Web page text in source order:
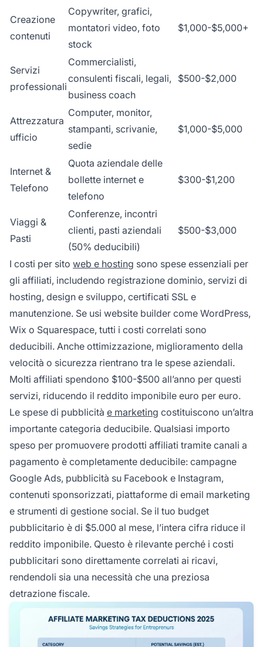
Creazione
contenuti
Copywriter, grafici,
montatori video, foto
stock
$1,000-$5,000+
Servizi
professionali
Commercialisti,
consulenti fiscali, legali,
business coach
$500-$2,000
Attrezzatura
ufficio
Computer, monitor,
stampanti, scrivanie,
sedie
$1,000-$5,000
Internet &
Telefono
Quota aziendale delle
bollette internet e
telefono
$300-$1,200
Viaggi &
Pasti
Conferenze, incontri
clienti, pasti aziendali
(50% deducibili)
$500-$3,000
I costi per sito web e hosting sono spese essenziali per
gli affiliati, includendo registrazione dominio, servizi di
hosting, design e sviluppo, certificati SSL e
manutenzione. Se usi website builder come WordPress,
Wix o Squarespace, tutti i costi correlati sono
deducibili. Anche ottimizzazione, miglioramento della
velocità o sicurezza rientrano tra le spese aziendali.
Molti affiliati spendono $100-$500 all’anno per questi
servizi, riducendo il reddito imponibile euro per euro.
Le spese di pubblicità e marketing costituiscono un’altra
importante categoria deducibile. Qualsiasi importo
speso per promuovere prodotti affiliati tramite canali a
pagamento è completamente deducibile: campagne
Google Ads, pubblicità su Facebook e Instagram,
contenuti sponsorizzati, piattaforme di email marketing
e strumenti di gestione social. Se il tuo budget
pubblicitario è di $5.000 al mese, l’intera cifra riduce il
reddito imponibile. Questo è rilevante perché i costi
pubblicitari sono direttamente correlati ai ricavi,
rendendoli sia una necessità che una preziosa
detrazione fiscale.